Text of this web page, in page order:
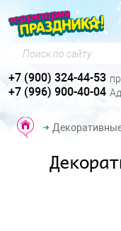
Поиск по сайту
+7 (900) 324-44-53
+7 (996) 900-40-04